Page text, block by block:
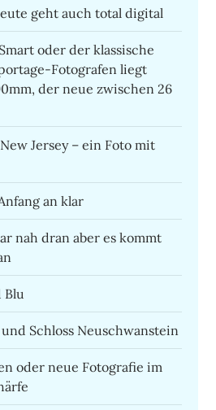
geht auch total digital
oder der klassische
Fotografen liegt
der neue zwischen 26
Jersey – ein Foto mit
an klar
nah dran aber es kommt
Blu
und Schloss Neuschwanstein
oder neue Fotografie im